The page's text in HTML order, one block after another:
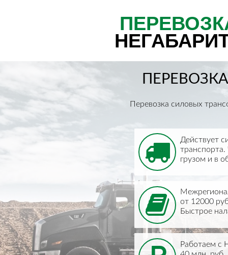
Перевозка силовых
Действует
грузом и в
от 12000
Быстрое
Работаем с